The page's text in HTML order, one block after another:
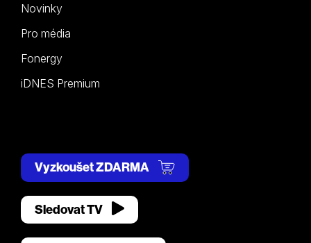
Novinky
Pro média
Fonergy
iDNES Premium
Vyzkoušet ZDARMA
Sledovat TV